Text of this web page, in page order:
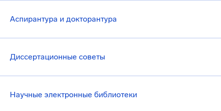
Аспирантура и докторантура
Диссертационные советы
Научные электронные библиотеки